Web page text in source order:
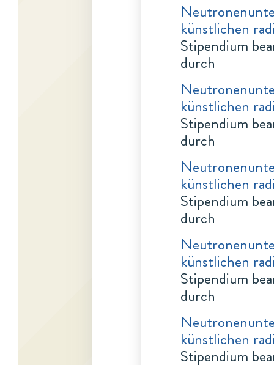
künstlichen
Stipendium
durch
künstlichen
Stipendium
durch
künstlichen
Stipendium
durch
künstlichen
Stipendium
durch
künstlichen
Stipendium